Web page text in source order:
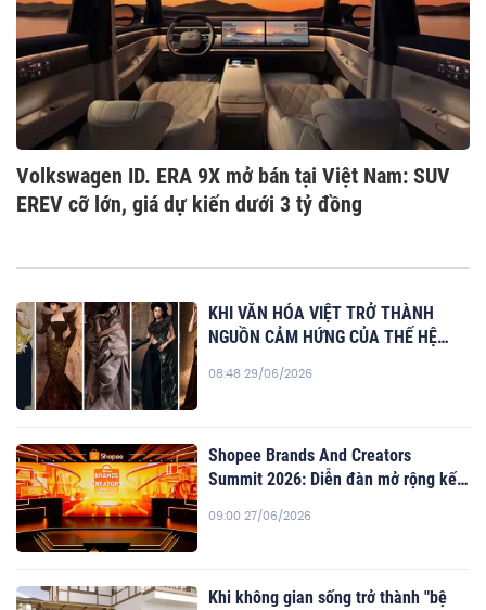
Volkswagen ID. ERA 9X mở bán tại Việt Nam: SUV
EREV cỡ lớn, giá dự kiến dưới 3 tỷ đồng
KHI VĂN HÓA VIỆT TRỞ THÀNH
NGUỒN CẢM HỨNG CỦA THẾ HỆ
08:48 29/06/2026
Shopee Brands And Creators
Summit 2026: Diễn đàn mở rộng kết
cho hệ sinh thái TMĐT
09:00 27/06/2026
Khi không gian sống trở thành "bệ